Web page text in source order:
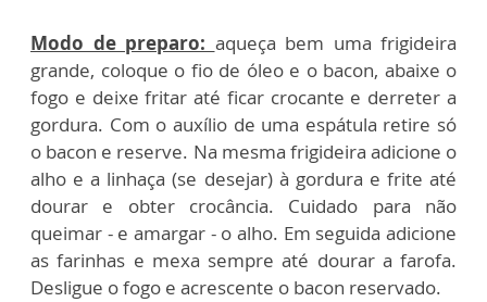
Modo de preparo: aqueça bem uma frigideira
grande, coloque o fio de óleo e o bacon, abaixe o
fogo e deixe fritar até ficar crocante e derreter a
gordura. Com o auxílio de uma espátula retire só
o bacon e reserve. Na mesma frigideira adicione o
alho e a linhaça (se desejar) à gordura e frite até
dourar e obter crocância. Cuidado para não
queimar - e amargar - o alho. Em seguida adicione
as farinhas e mexa sempre até dourar a farofa.
Desligue o fogo e acrescente o bacon reservado.